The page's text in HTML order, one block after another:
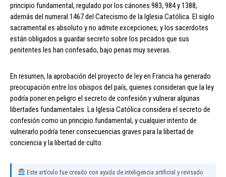
principio fundamental, regulado por los cánones 983, 984 y 1388,
además del numeral 1467 del Catecismo de la Iglesia Católica. El sigilo
sacramental es absoluto y no admite excepciones, y los sacerdotes
están obligados a guardar secreto sobre los pecados que sus
penitentes les han confesado, bajo penas muy severas.
En resumen, la aprobación del proyecto de ley en Francia ha generado
preocupación entre los obispos del país, quienes consideran que la ley
podría poner en peligro el secreto de confesión y vulnerar algunas
libertades fundamentales. La Iglesia Católica considera el secreto de
confesión como un principio fundamental, y cualquier intento de
vulnerarlo podría tener consecuencias graves para la libertad de
conciencia y la libertad de culto.
Este artículo fue creado con ayuda de inteligencia artificial y revisado